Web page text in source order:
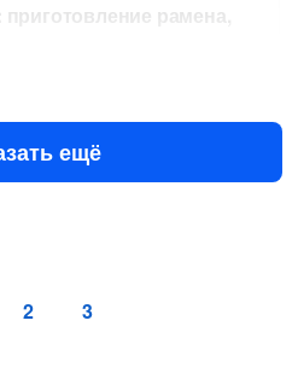
рамена,
ещё
2 3